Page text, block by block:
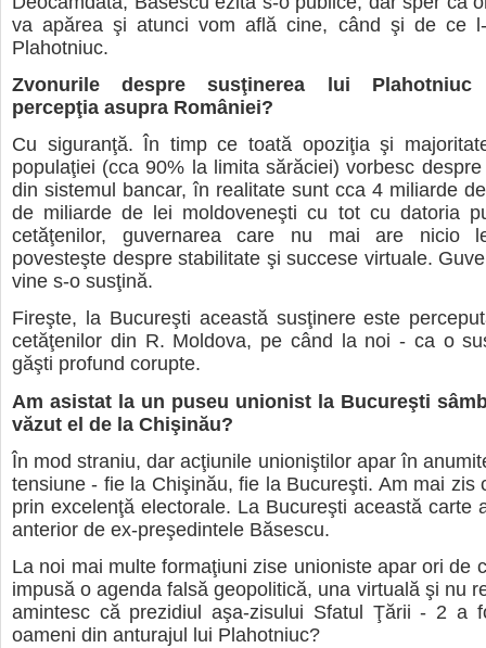
va apărea şi atunci vom află cine, când şi de ce
Plahotniuc.
Zvonurile despre susţinerea lui Plahotniuc
percepţia asupra României?
Cu siguranţă. În timp ce toată opoziţia şi
populaţiei (cca 90% la limita sărăciei) vorbesc
din sistemul bancar, în realitate sunt cca 4 miliarde
de miliarde de lei moldoveneşti cu tot cu datoria
cetăţenilor, guvernarea care nu mai are nicio
povesteşte despre stabilitate şi succese virtuale.
vine s-o susţină.
Fireşte, la Bucureşti această susţinere este
cetăţenilor din R. Moldova, pe când la noi - ca o
găşti profund corupte.
Am asistat la un puseu unionist la Bucureşti
văzut el de la Chişinău?
În mod straniu, dar acţiunile unioniştilor apar în
tensiune - fie la Chişinău, fie la Bucureşti. Am mai zis
prin excelenţă electorale. La Bucureşti această carte
anterior de ex-preşedintele Băsescu.
La noi mai multe formaţiuni zise unioniste apar ori de
impusă o agenda falsă geopolitică, una virtuală şi nu
amintesc că prezidiul aşa-zisului Sfatul Ţării - 2 a
oameni din anturajul lui Plahotniuc?